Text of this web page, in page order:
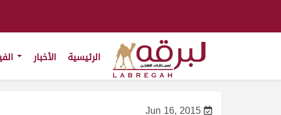
الرئيسية الأخبار
Jun 16, 2015